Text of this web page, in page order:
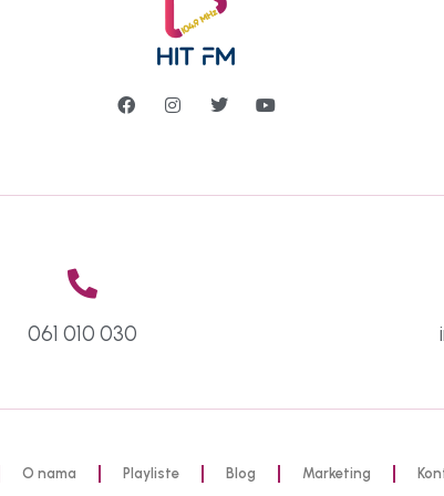
061 010 030
O nama Playliste Blog Marketing